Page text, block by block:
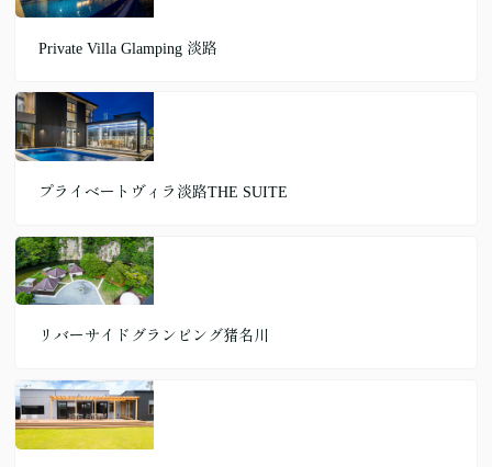
Private Villa Glamping 淡路
プライベートヴィラ淡路THE SUITE
リバーサイドグランピング猪名川